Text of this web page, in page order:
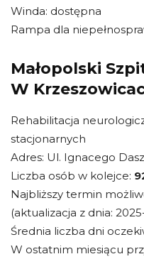
Winda: dostępna
Rampa dla
Małopolski
W
Rehabilitacja
stacjonarnych
Adres: Ul. Ignacego
Liczba osób w kolejce:
Najbliższy termin
(aktualizacja z dnia:
Średnia liczba dni
W ostatnim miesiącu